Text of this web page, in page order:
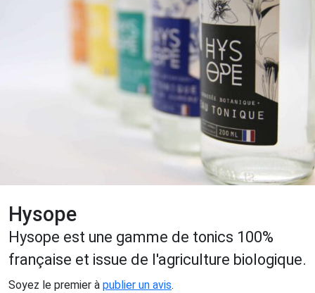
Chargement...
Hysope
Hysope est une gamme de tonics 100%
française et issue de l'agriculture biologique.
Soyez le premier à publier un avis.